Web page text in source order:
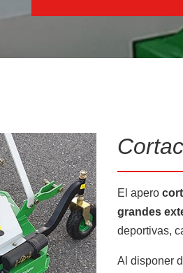
El apero
grandes
deportivas,
Al disponer